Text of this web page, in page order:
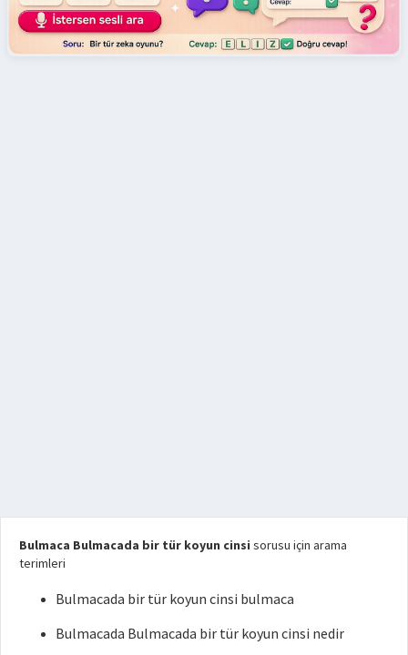
Bulmaca Bulmacada bir tür koyun cinsi sorusu için arama
terimleri
Bulmacada bir tür koyun cinsi bulmaca
Bulmacada Bulmacada bir tür koyun cinsi nedir